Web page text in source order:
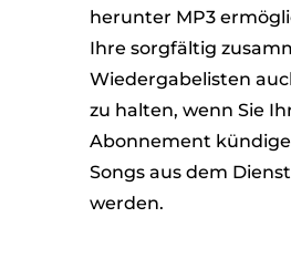
herunter MP3
Ihre sorgfältig
Wiedergabelisten
zu halten, wenn Sie
Abonnement
Songs aus dem
werden.